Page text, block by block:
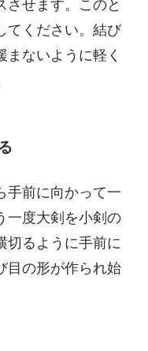
させます。このと
てください。結び
まないように軽く
手前に向かって一
一度大剣を小剣の
切るように手前に
目の形が作られ始